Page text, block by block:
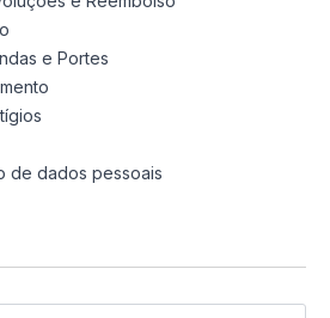
e Portes
de dados pessoais